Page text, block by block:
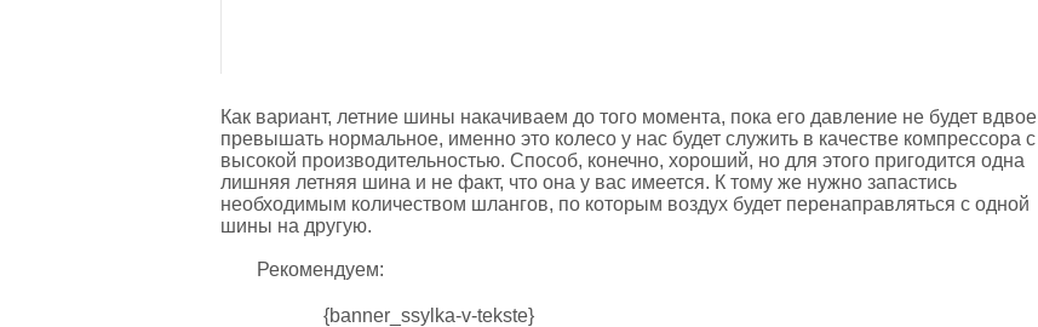
Как вариант, летние шины накачиваем до того момента, пока его давление не будет вдвое
превышать нормальное, именно это колесо у нас будет служить в качестве компрессора с
высокой производительностью. Способ, конечно, хороший, но для этого пригодится одна
лишняя летняя шина и не факт, что она у вас имеется. К тому же нужно запастись
необходимым количеством шлангов, по которым воздух будет перенаправляться с одной
шины на другую.
Рекомендуем:
{banner_ssylka-v-tekste}